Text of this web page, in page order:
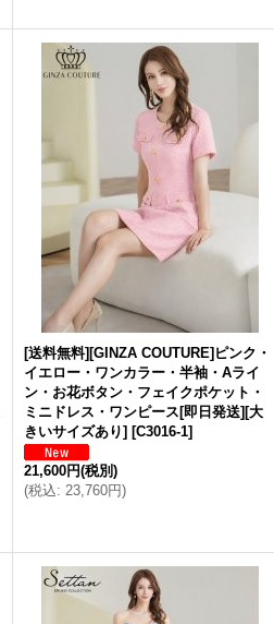
[送料無料][GINZA COUTURE]ピンク・
イエロー・ワンカラー・半袖・Aライ
ン・お花ボタン・フェイクポケット・
ミニドレス・ワンピース[即日発送][大
きいサイズあり] [C3016-1]
21,600円(税別)
(税込: 23,760円)